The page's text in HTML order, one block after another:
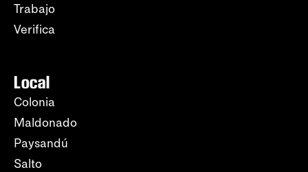
Trabajo
Verifica
Local
Colonia
Maldonado
Paysandú
Salto